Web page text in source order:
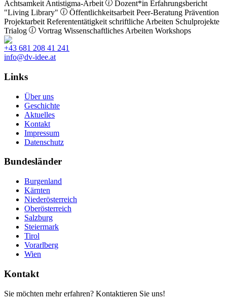
Achtsamkeit Antistigma-Arbeit Dozent*in Erfahrungsbericht
"Living Library"
Öffentlichkeitsarbeit Peer-Beratung Prävention
Projektarbeit Referententätigkeit schriftliche Arbeiten Schulprojekte
Trialog
Vortrag Wissenschaftliches Arbeiten Workshops
+43 681 208 41 241
info@dv-idee.at
Links
Über uns
Geschichte
Aktuelles
Kontakt
Impressum
Datenschutz
Bundesländer
Burgenland
Kärnten
Niederösterreich
Oberösterreich
Salzburg
Steiermark
Tirol
Vorarlberg
Wien
Kontakt
Sie möchten mehr erfahren? Kontaktieren Sie uns!